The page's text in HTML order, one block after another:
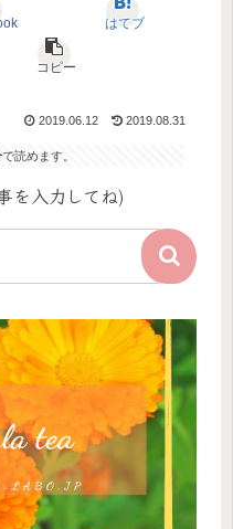
はてブ
コピー
2019.06.12 2019.08.31
で読めます。
を入力してね)